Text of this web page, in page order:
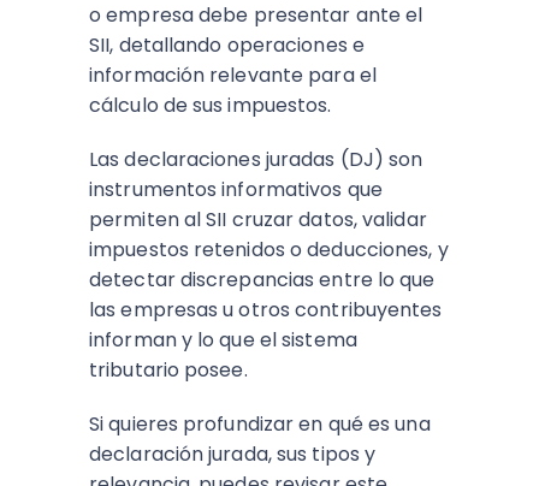
o empresa debe presentar ante el
SII, detallando operaciones e
información relevante para el
cálculo de sus impuestos.
Las declaraciones juradas (DJ) son
instrumentos informativos que
permiten al SII cruzar datos, validar
impuestos retenidos o deducciones, y
detectar discrepancias entre lo que
las empresas u otros contribuyentes
informan y lo que el sistema
tributario posee.
Si quieres profundizar en qué es una
declaración jurada, sus tipos y